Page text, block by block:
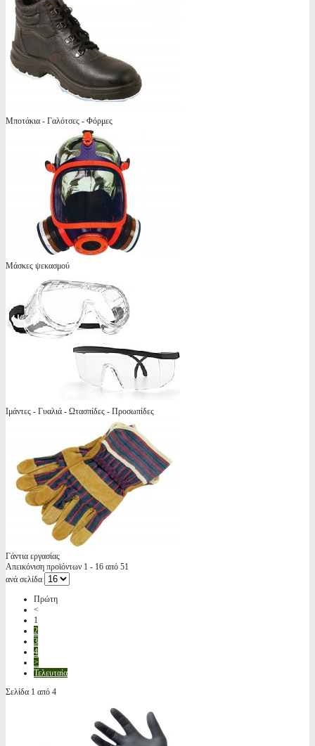
Μποτάκια - Γαλότσες - Φόρμες
Μάσκες ψεκασμού
Ιμάντες - Γυαλιά - Ωτασπίδες - Προσωπίδες
Γάντια εργασίας
Απεικόνιση προϊόντων 1 - 16 από 51
ανά σελίδα
Πρώτη
<
1
2
3
4
>
Τελευταία
Σελίδα 1 από 4